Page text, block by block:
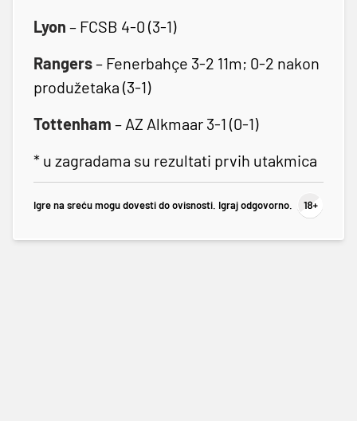
Lyon – FCSB 4-0 (3-1)
Rangers– Fenerbahçe 3-2 11m; 0-2 nakon
produžetaka (3-1)
Tottenham – AZ Alkmaar 3-1 (0-1)
* u zagradama su rezultati prvih utakmica
Igre na sreću mogu dovesti do ovisnosti. Igraj odgovorno.